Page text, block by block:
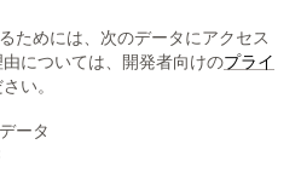
ためには、次のデータにアクセス
については、開発者向けのプライ
い。
ータ